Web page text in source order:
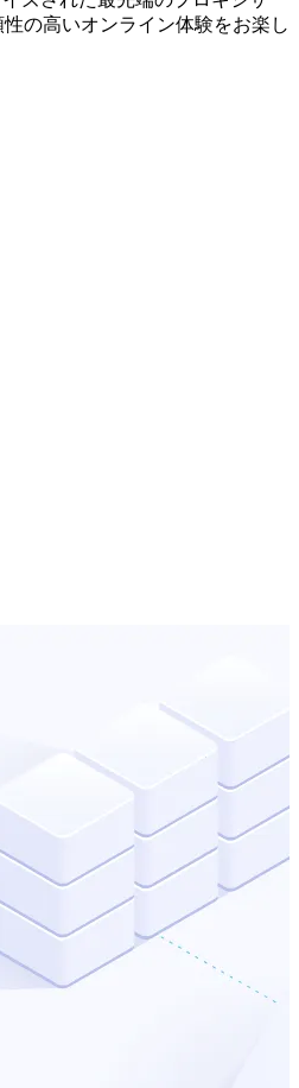
の高いオンライン体験をお楽し